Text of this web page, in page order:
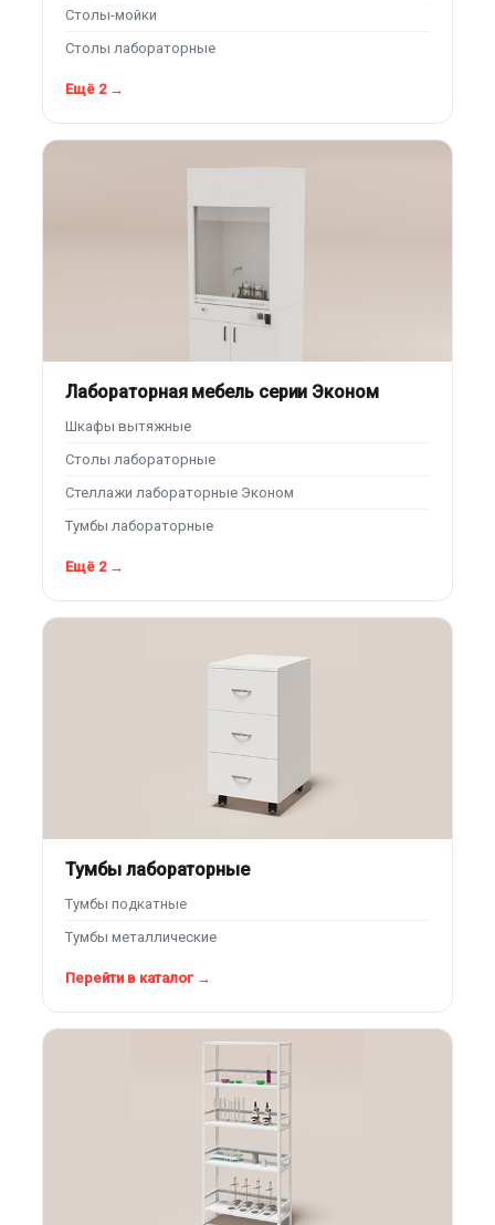
Столы-мойки
Столы лабораторные
Ещё 2 →
Лабораторная мебель серии Эконом
Шкафы вытяжные
Столы лабораторные
Стеллажи лабораторные Эконом
Тумбы лабораторные
Ещё 2 →
Тумбы лабораторные
Тумбы подкатные
Тумбы металлические
Перейти в каталог →